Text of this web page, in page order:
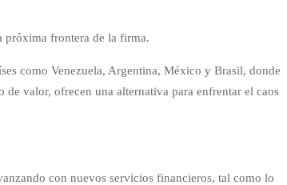
próxima frontera de la firma.
como Venezuela, Argentina, México y Brasil, donde
valor, ofrecen una alternativa para enfrentar el caos
con nuevos servicios financieros, tal como lo